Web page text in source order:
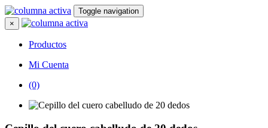
Toggle navigation
×
Productos
Mi Cuenta
(0)